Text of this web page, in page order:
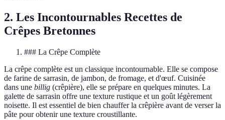
2. Les Incontournables Recettes de
Crêpes Bretonnes
### La Crêpe Complète
La crêpe complète est un classique incontournable. Elle se compose
de farine de sarrasin, de jambon, de fromage, et d'œuf. Cuisinée
dans une billig (crêpière), elle se prépare en quelques minutes. La
galette de sarrasin offre une texture rustique et un goût légèrement
noisette. Il est essentiel de bien chauffer la crêpière avant de verser la
pâte pour obtenir une texture croustillante.